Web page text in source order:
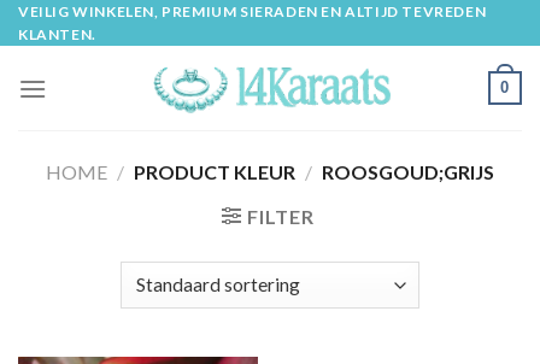
Skip
to
VEILIG WINKELEN, PREMIUM SIERADEN EN ALTIJD TEVREDEN
KLANTEN.
0
HOME / PRODUCT KLEUR / ROOSGOUD;GRIJS
FILTER